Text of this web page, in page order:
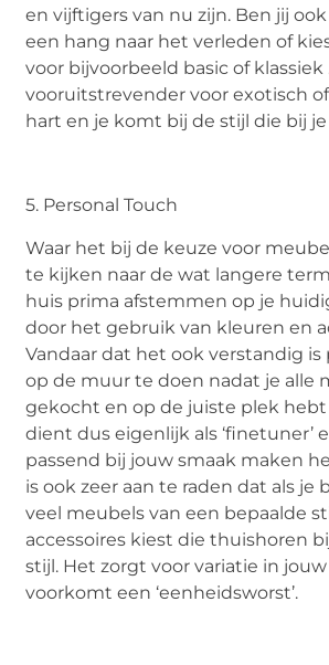
en vijftigers van nu zijn. Ben jij
een hang naar het verleden of kies
voor bijvoorbeeld basic of klassiek
vooruitstrevender voor exotisch
hart en je komt bij de stijl die bij je
5. Personal Touch
Waar het bij de keuze voor
te kijken naar de wat langere
huis prima afstemmen op je
door het gebruik van kleuren en
Vandaar dat het ook verstandig
op de muur te doen nadat je alle
gekocht en op de juiste plek
dient dus eigenlijk als ‘finetuner’
passend bij jouw smaak maken
is ook zeer aan te raden dat als je
veel meubels van een bepaalde
accessoires kiest die thuishoren
stijl. Het zorgt voor variatie in
voorkomt een ‘eenheidsworst’.